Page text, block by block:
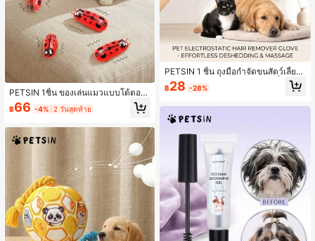
PETSIN 1ชิ้น ของเล่นแมวแบบโต้ตอบ
กระพืออัตโนมัติ (สีสุ่ม)
฿66 -4% 2 วันสุดท้าย
PETSIN 1 ชิ้น ถุงมือกำจัดขนสัตว์เลี้ยง
แบบไฟฟ้าสถิต, แปรงขนแมว, ที่กำจัด
ขน, ที่ขูดขนแมว, เครื่องมือกำจัดขนแม
฿28 -28%